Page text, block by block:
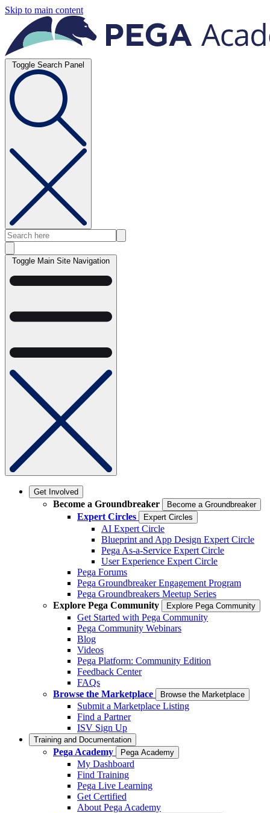
Skip to main content
Toggle Search Panel
Toggle Main Site Navigation
Get Involved
Become a Groundbreaker Become a Groundbreaker
Expert Circles Expert Circles
AI Expert Circle
Blueprint and App Design Expert Circle
Pega As-a-Service Expert Circle
User Experience Expert Circle
Pega Forums
Pega Groundbreaker Engagement Program
Pega Groundbreakers Meetup Series
Explore Pega Community
Explore Pega Community
Get Started with Pega Community
Pega Community Webinars
Blog
Videos
Pega Platform: Community Edition
Feedback Center
FAQs
Browse the Marketplace
Browse the Marketplace
Submit a Marketplace Listing
Find a Partner
ISV Sign Up
Training and Documentation
Pega Academy Pega Academy
My Dashboard
Find Training
Pega Live Learning
Get Certified
About Pega Academy